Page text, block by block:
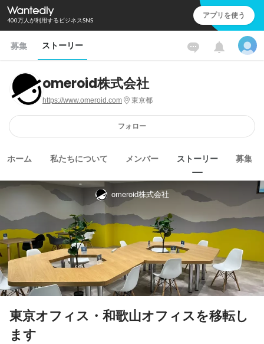
400万人が利用するビジネスSNS アプリを使う
募集 ストーリー
omeroid株式会社
https://www.omeroid.com 東京都
フォロー
ホーム 私たちについて メンバー ストーリー 募集
omeroid株式会社
東京オフィス・和歌山オフィスを移転し
ます